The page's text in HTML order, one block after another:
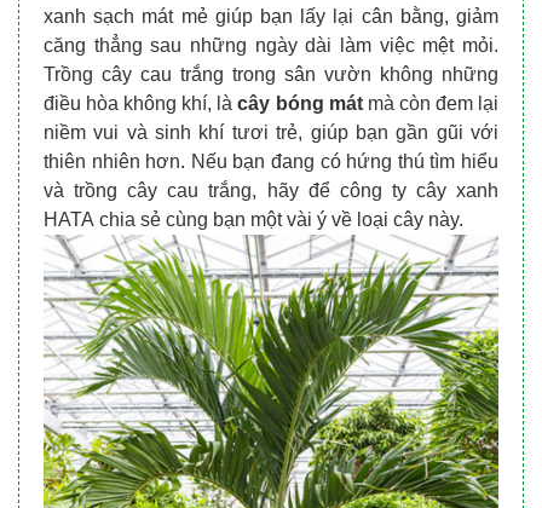
xanh sạch mát mẻ giúp bạn lấy lại cân bằng, giảm
căng thẳng sau những ngày dài làm việc mệt mỏi.
Trồng cây cau trắng trong sân vườn không những
điều hòa không khí, làcây bóng mátmà còn đem lại
niềm vui và sinh khí tươi trẻ, giúp bạn gần gũi với
thiên nhiên hơn. Nếu bạn đang có hứng thú tìm hiểu
và trồng cây cau trắng, hãy để công ty cây xanh
HATA chia sẻ cùng bạn một vài ý về loại cây này.